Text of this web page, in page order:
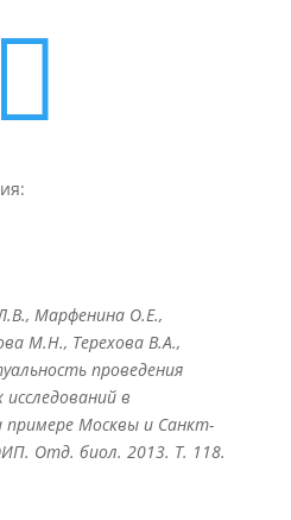

Марфенина О.Е.,
М.Н., Терехова В.А.,
проведения
исследований в
примере Москвы и Санкт-
Отд. биол. 2013. Т. 118.